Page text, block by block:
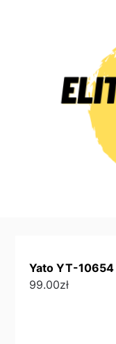
Yato YT-
99.00zł